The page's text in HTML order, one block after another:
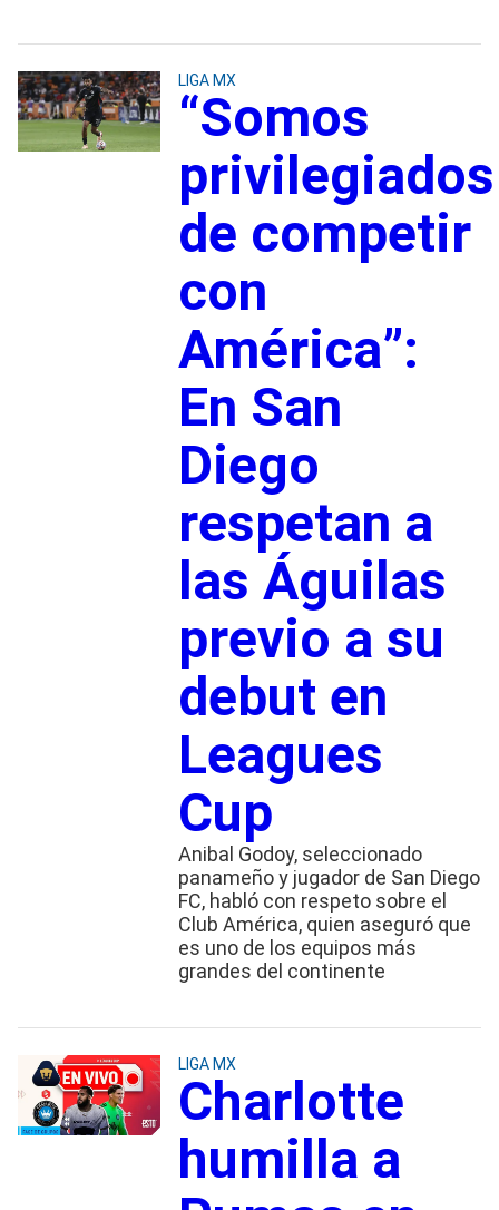
LIGA MX
“Somos
privilegiados
de competir
con
América”:
En San
Diego
respetan a
las Águilas
previo a su
debut en
Leagues
Cup
Anibal Godoy, seleccionado
panameño y jugador de San Diego
FC, habló con respeto sobre el
Club América, quien aseguró que
es uno de los equipos más
grandes del continente
LIGA MX
Charlotte
humilla a